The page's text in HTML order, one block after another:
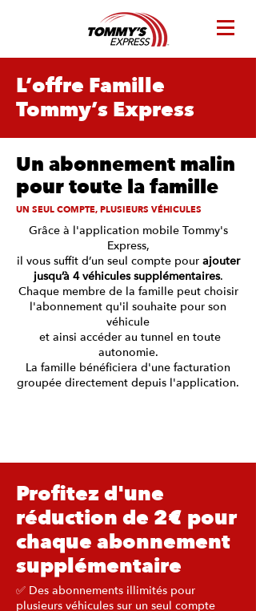
L’offre Famille
Tommy’s Express
Un abonnement malin
pour toute la famille
UN SEUL COMPTE, PLUSIEURS VÉHICULES
Grâce à l'application mobile Tommy's
Express,
il vous suffit d’un seul compte pour ajouter
jusqu’à 4 véhicules supplémentaires.
Chaque membre de la famille peut choisir
l'abonnement qu'il souhaite pour son
véhicule
et ainsi accéder au tunnel en toute
autonomie.
La famille bénéficiera d'une facturation
groupée directement depuis l'application.
Profitez d'une
réduction de 2€ pour
chaque abonnement
supplémentaire
✅ Des abonnements illimités pour
plusieurs véhicules sur un seul compte